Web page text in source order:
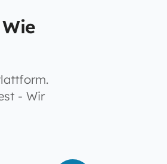
- Wir